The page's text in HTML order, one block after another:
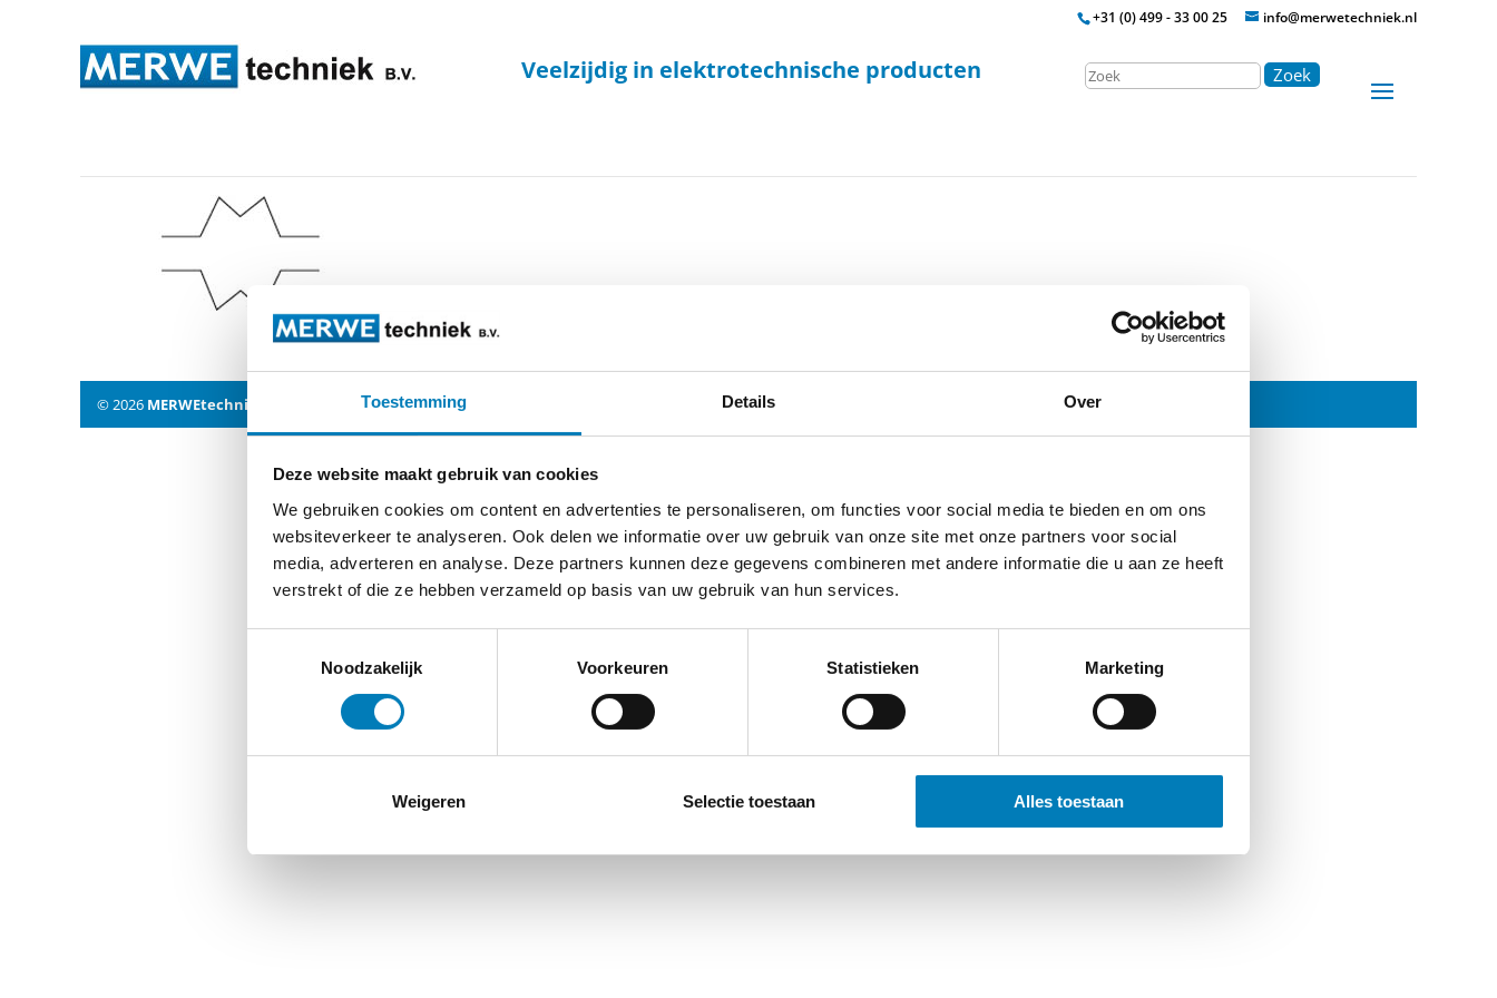
Toestemming Details Over
Deze website maakt gebruik van cookies
We gebruiken cookies om content en advertenties te personaliseren, om functies voor social media te bieden en om ons
websiteverkeer te analyseren. Ook delen we informatie over uw gebruik van onze site met onze partners voor social
media, adverteren en analyse. Deze partners kunnen deze gegevens combineren met andere informatie die u aan ze heeft
verstrekt of die ze hebben verzameld op basis van uw gebruik van hun services.
Noodzakelijk
Voorkeuren Statistieken Marketing
Weigeren Selectie toestaan Alles toestaan
+31 (0) 499 - 33 00 25 info@merwetechniek.nl
Veelzijdig in elektrotechnische producten Zoek
© 2026 MERWEtechniek B.V. Disclaimer-Privacy Policy Verdere contact gegevens